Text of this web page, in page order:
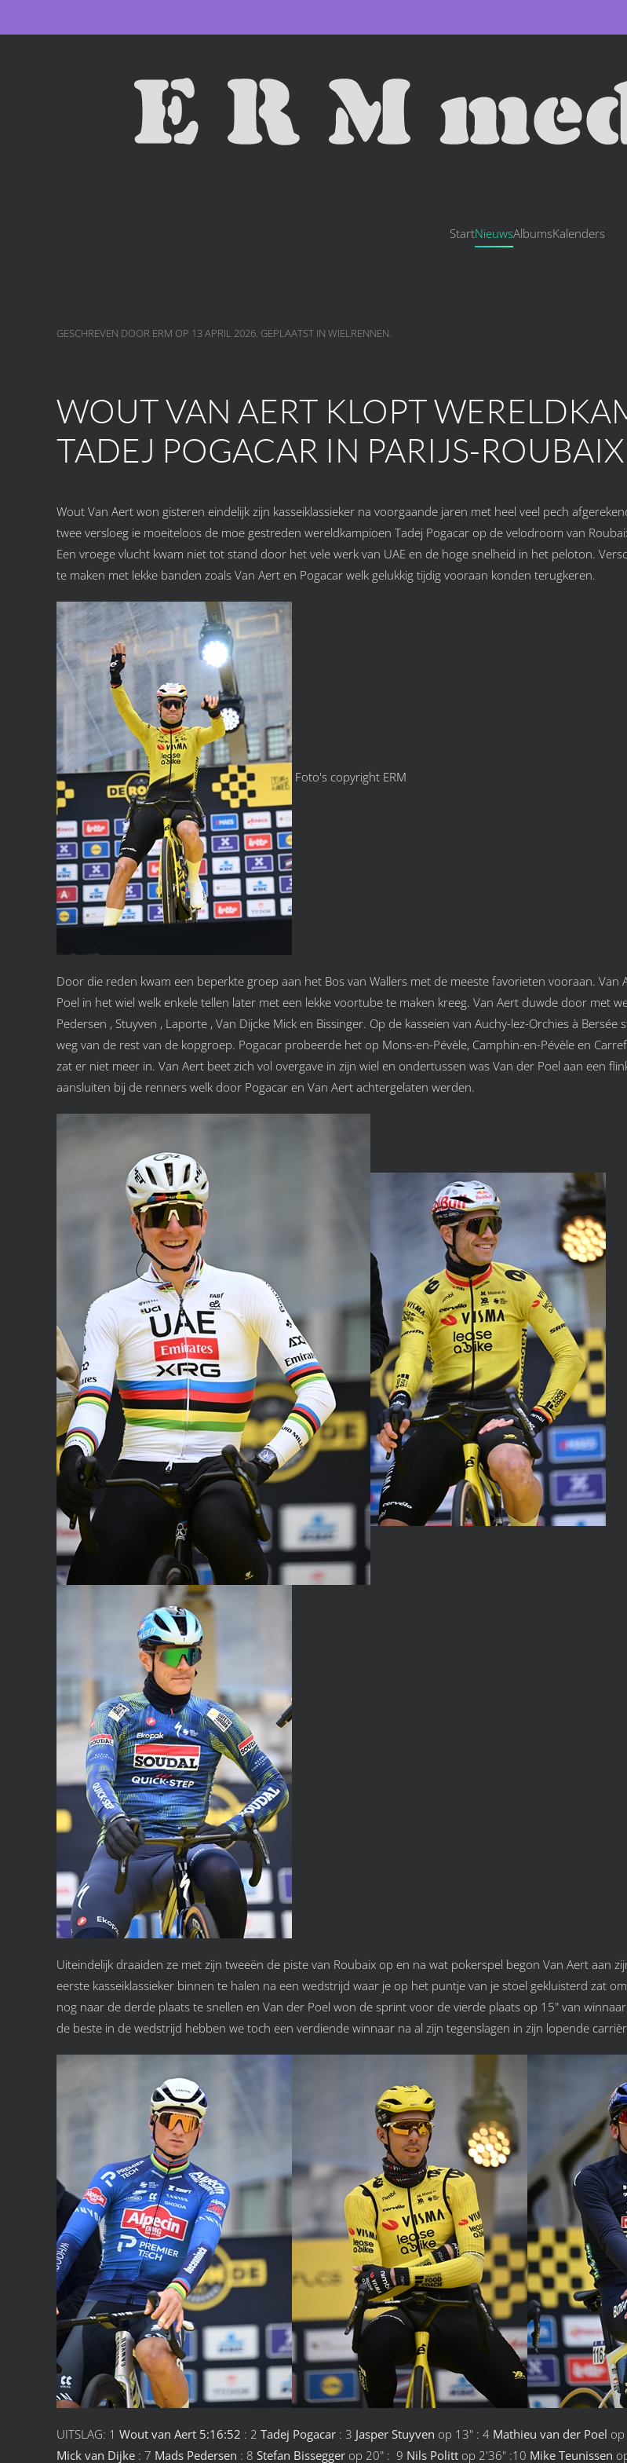
StartNieuwsAlbumsKalenders
GESCHREVEN DOOR ERM OP 13 APRIL 2026. GEPLAATST IN WIELRENNEN.
WOUT VAN AERT KLOPT
TADEJ POGACAR IN PARIJS-ROUBAIX
Wout Van Aert won gisteren eindelijk zijn kasseiklassieker na voorgaande jaren met heel veel pech
twee versloeg ie moeiteloos de moe gestreden wereldkampioen Tadej Pogacar op de velodroom van
Een vroege vlucht kwam niet tot stand door het vele werk van UAE en de hoge snelheid in het peloton.
te maken met lekke banden zoals Van Aert en Pogacar welk gelukkig tijdig vooraan konden terugkeren.
Foto's copyright ERM
Door die reden kwam een beperkte groep aan het Bos van Wallers met de meeste favorieten vooraan.
Poel in het wiel welk enkele tellen later met een lekke voortube te maken kreeg. Van Aert duwde door met
Pedersen , Stuyven , Laporte , Van Dijcke Mick en Bissinger. Op de kasseien van Auchy-lez-Orchies à
weg van de rest van de kopgroep. Pogacar probeerde het op Mons-en-Pévèle, Camphin-en-Pévèle en
zat er niet meer in. Van Aert beet zich vol overgave in zijn wiel en ondertussen was Van der Poel aan een
aansluiten bij de renners welk door Pogacar en Van Aert achtergelaten werden.
Uiteindelijk draaiden ze met zijn tweeën de piste van Roubaix op en na wat pokerspel begon Van Aert aan
eerste kasseiklassieker binnen te halen na een wedstrijd waar je op het puntje van je stoel gekluisterd zat
nog naar de derde plaats te snellen en Van der Poel won de sprint voor de vierde plaats op 15" van
de beste in de wedstrijd hebben we toch een verdiende winnaar na al zijn tegenslagen in zijn lopende
UITSLAG: 1 Wout van Aert 5:16:52 : 2 Tadej Pogacar : 3 Jasper Stuyven op 13" : 4 Mathieu van der Poel
Mick van Dijke : 7 Mads Pedersen : 8 Stefan Bissegger op 20" : 9 Nils Politt op 2'36" :10 Mike Teunissen